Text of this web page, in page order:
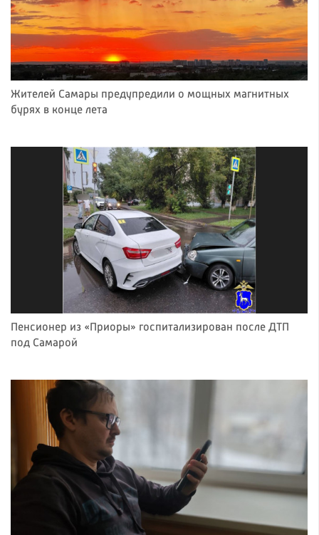
Жителей Самары предупредили о мощных магнитных
бурях в конце лета
Пенсионер из «Приоры» госпитализирован после ДТП
под Самарой